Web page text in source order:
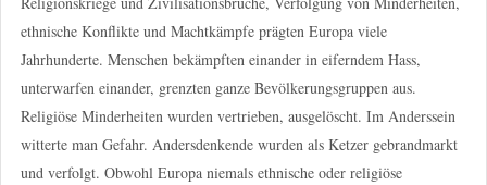
ethnische Konflikte und Machtkämpfe prägten Europa viele
Jahrhunderte. Menschen bekämpften einander in eiferndem Hass,
unterwarfen einander, grenzten ganze Bevölkerungsgruppen aus.
Religiöse Minderheiten wurden vertrieben, ausgelöscht. Im Anderssein
witterte man Gefahr. Andersdenkende wurden als Ketzer gebrandmarkt
und verfolgt. Obwohl Europa niemals ethnische oder religiöse